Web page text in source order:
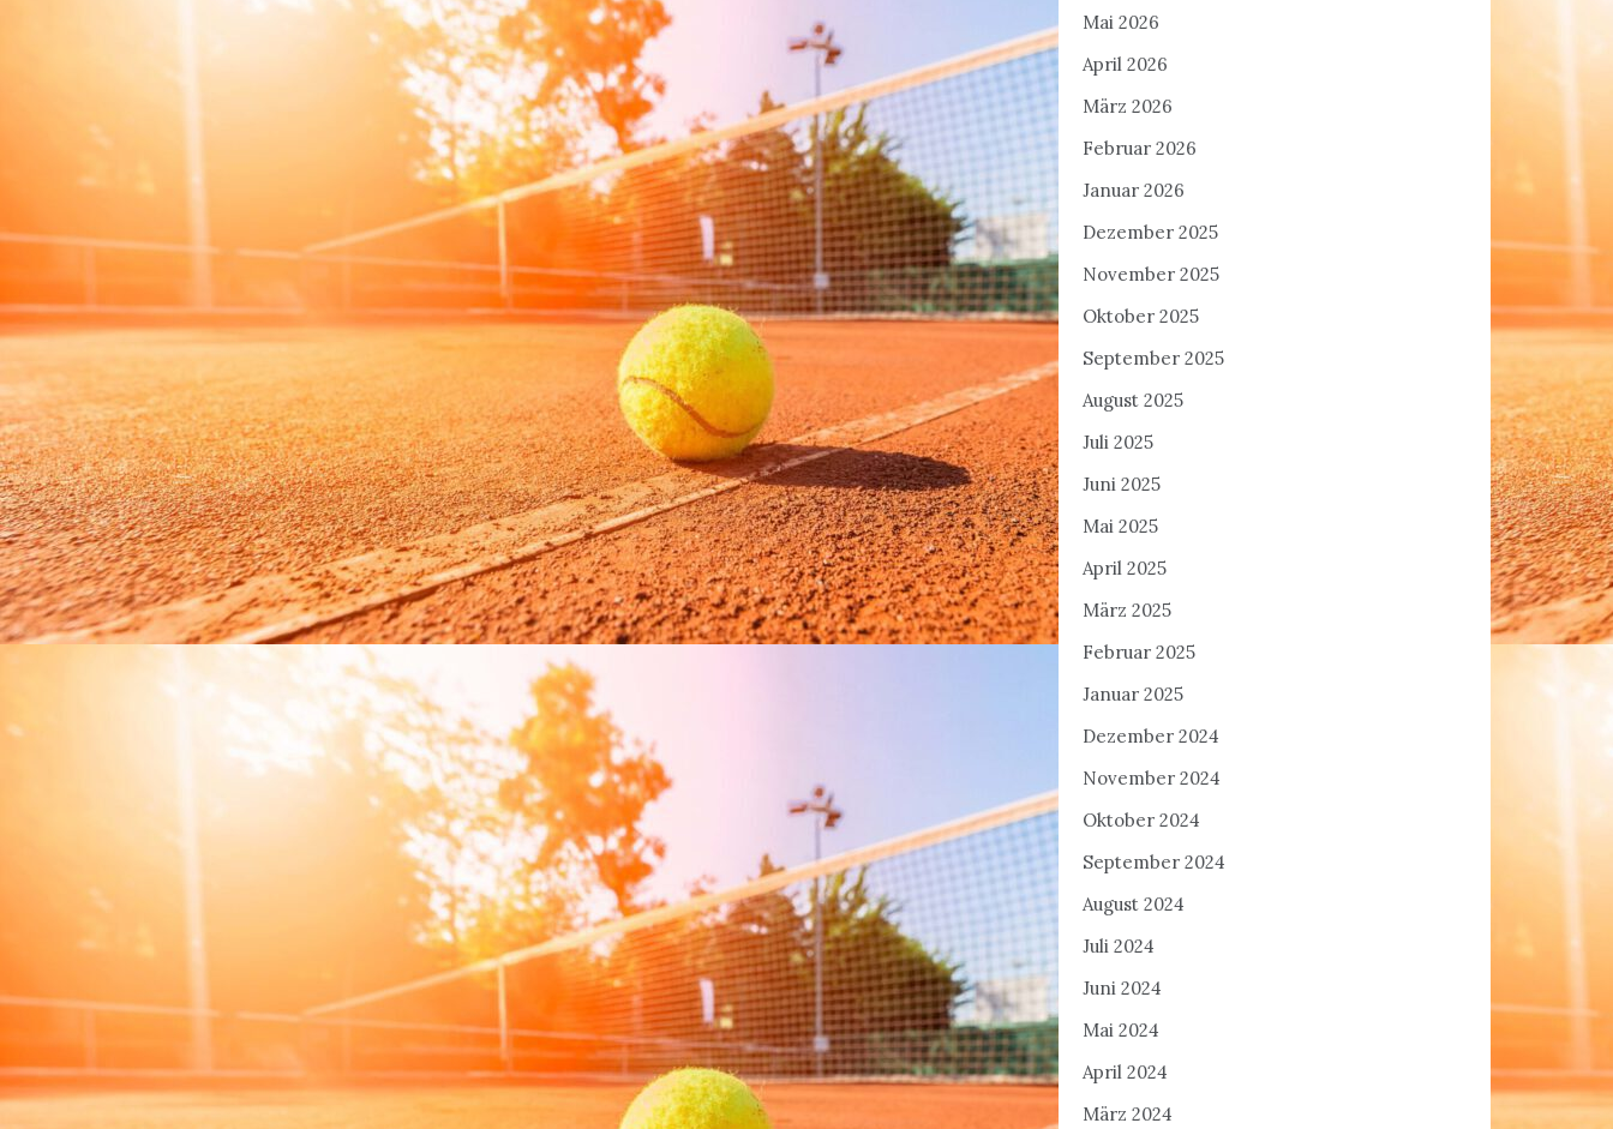
Mai 2026
April 2026
März 2026
Februar 2026
Januar 2026
Dezember 2025
November 2025
Oktober 2025
September 2025
August 2025
Juli 2025
Juni 2025
Mai 2025
April 2025
März 2025
Februar 2025
Januar 2025
Dezember 2024
November 2024
Oktober 2024
September 2024
August 2024
Juli 2024
Juni 2024
Mai 2024
April 2024
März 2024